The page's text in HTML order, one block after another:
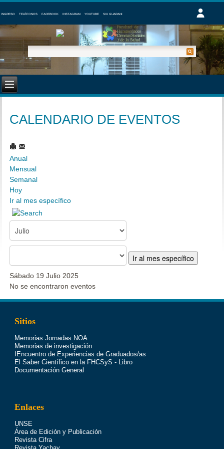
INGRESO TELÉFONOS FACEBOOK INSTAGRAM YOUTUBE SIU GUARANI
CALENDARIO DE EVENTOS
Anual
Mensual
Semanal
Hoy
Ir al mes específico
Ir al mes específico
Sábado 19 Julio 2025
No se encontraron eventos
Sitios
Memorias Jornadas NOA
Memorias de investigación
IEncuentro de Experiencias de Graduados/as
El Saber Científico en la FHCSyS - Libro
Documentación General
Enlaces
UNSE
Área de Edición y Publicación
Revista Cifra